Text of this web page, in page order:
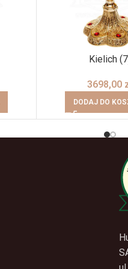
Kielich
3698,00
DODAJ DO